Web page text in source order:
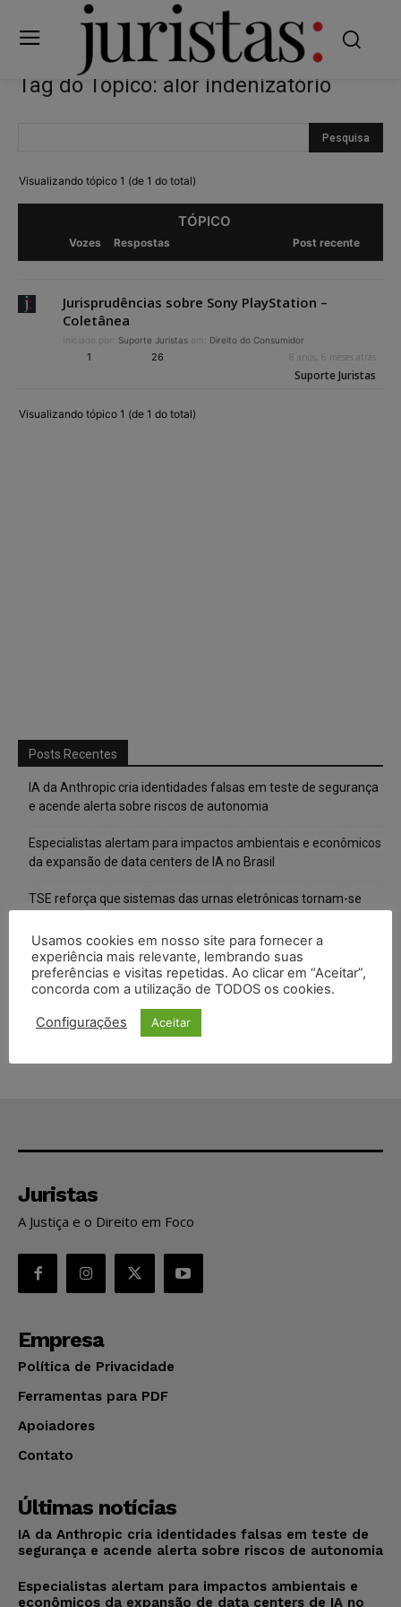
Tag do Tópico: alor indenizatório
Visualizando tópico 1 (de 1 do total)
TÓPICO
Vozes Respostas Post recente
Jurisprudências sobre Sony PlayStation –
Coletânea
Iniciado por: Suporte Juristas em: Direito do Consumidor
1 26 8 anos, 6 meses atrás
Suporte Juristas
Visualizando tópico 1 (de 1 do total)
Posts Recentes
IA da Anthropic cria identidades falsas em teste de segurança
e acende alerta sobre riscos de autonomia
Especialistas alertam para impactos ambientais e econômicos
da expansão de data centers de IA no Brasil
TSE reforça que sistemas das urnas eletrônicas tornam-se
STF inicia julgamento sobre constitucionalidade da proibição
dos jogos de azar no Brasil
Projeto proíbe venda de vapes para nascidos a partir de 2009
Juristas
A Justiça e o Direito em Foco
Empresa
Política de Privacidade
Ferramentas para PDF
Apoiadores
Contato
Últimas notícias
IA da Anthropic cria identidades falsas em teste de
segurança e acende alerta sobre riscos de autonomia
Especialistas alertam para impactos ambientais e
econômicos da expansão de data centers de IA no
Usamos cookies em nosso site para fornecer a
experiência mais relevante, lembrando suas
preferências e visitas repetidas. Ao clicar em “Aceitar”,
concorda com a utilização de TODOS os cookies.
Configurações Aceitar